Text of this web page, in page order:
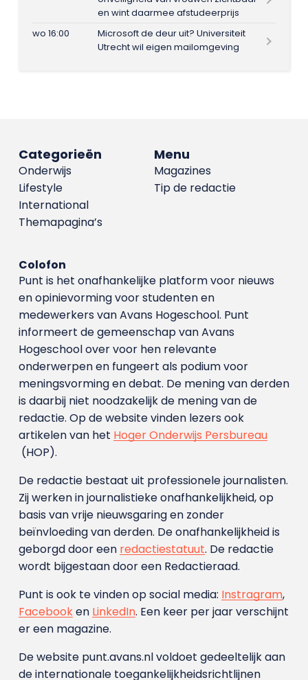
en wint daarmee afstudeerprijs
wo 16:00
Microsoft de deur uit? Universiteit
Utrecht wil eigen mailomgeving
Menu
Magazines
Tip de redactie
Categorieën
Onderwijs
Lifestyle
International
Themapagina’s
Colofon
Punt is het onafhankelijke platform voor nieuws
en opinievorming voor studenten en
medewerkers van Avans Hoge­school. Punt
informeert de gemeenschap van Avans
Hogeschool over voor hen relevante
onderwerpen en fungeert als podium voor
meningsvorming en debat. De mening van derden
is daarbij niet noodzakelijk de mening van de
redactie. Op de website vinden lezers ook
artikelen van het Hoger Onderwijs Persbureau
(HOP).
De redactie bestaat uit professionele journalisten.
Zij werken in journalistieke onafhankelijkheid, op
basis van vrije nieuwsgaring en zonder
beïnvloeding van derden. De onafhankelijkheid is
geborgd door een redactiestatuut. De redactie
wordt bijgestaan door een Redactieraad.
Punt is ook te vinden op social media: Instragram,
Facebooken LinkedIn. Een keer per jaar verschijnt
er een magazine.
De website punt.avans.nl voldoet gedeeltelijk aan
de internationale toegankelijkheidsrichtlijnen